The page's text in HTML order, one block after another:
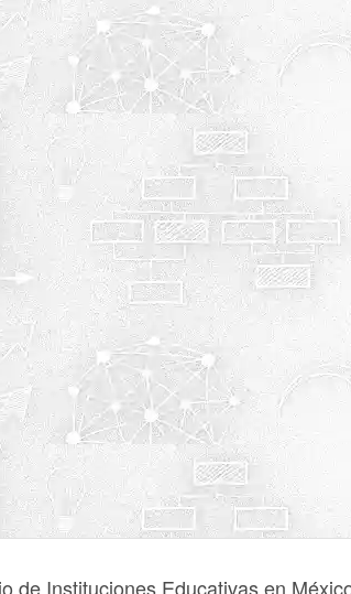
de Instituciones Educativas en